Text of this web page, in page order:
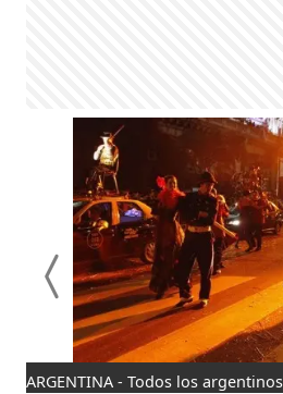
ARGENTINA - Todos los